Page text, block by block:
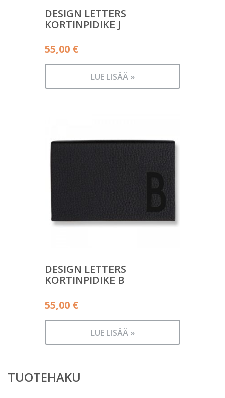
DESIGN LETTERS
KORTINPIDIKE J
55,00 €
LUE LISÄÄ »
DESIGN LETTERS
KORTINPIDIKE B
55,00 €
LUE LISÄÄ »
TUOTEHAKU